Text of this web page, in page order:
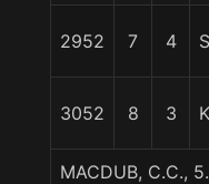
2952 7 4
3052 8 3
MACDUB, C.C.,